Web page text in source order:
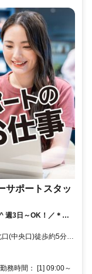
サポートスタッ
週3日～OK！／＊お
ネイル自由！電話対
事♪★
(中央口)徒歩約5分、
京成幕張徒歩約22分
務時間： [1] 09:00～